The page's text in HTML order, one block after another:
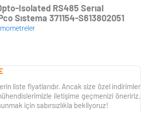
Isolated RS485 Serıal
Sıstema 371154-S613802051
liste fiyatlarıdır. Ancak size özel indirimler
iletişime geçmenizi öneririz.
için sabırsızlıkla bekliyoruz!